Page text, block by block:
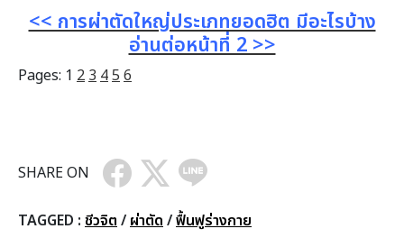
<< การผ่าตัดใหญ่ประเภทยอดฮิต มีอะไรบ้าง
อ่านต่อหน้าที่ 2 >>
Pages: 1 2 3 45 6
SHARE ON
TAGGED : ชีวจิต / ผ่าตัด /ฟื้นฟูร่างกาย